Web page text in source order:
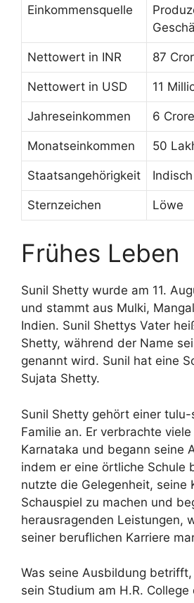
Einkommensquelle
Nettowert in INR 87
Nettowert in USD 11
Jahreseinkommen 6
Monatseinkommen 50
Staatsangehörigkeit Indisch
Sternzeichen Löwe
Frühes Leben
Sunil Shetty wurde am 11.
und stammt aus Mulki,
Indien. Sunil Shettys Vater
Shetty, während der Name
genannt wird. Sunil hat eine
Sujata Shetty.
Sunil Shetty gehört einer
Familie an. Er verbrachte
Karnataka und begann seine
indem er eine örtliche Schule
nutzte die Gelegenheit, seine
Schauspiel zu machen und
herausragenden Leistungen,
seiner beruflichen Karriere
Was seine Ausbildung
sein Studium am H.R.